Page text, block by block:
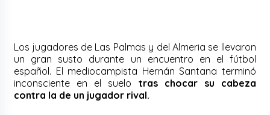
Los jugadores de Las Palmas y del Almeria se llevaron
un gran susto durante un encuentro en el fútbol
español. El mediocampista Hernán Santana terminó
inconsciente en el suelo tras chocar su cabeza
contra la de un jugador rival.